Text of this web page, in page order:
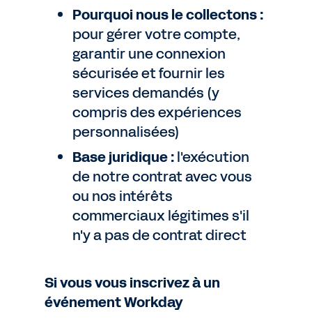
Pourquoi nous le collectons :
pour gérer votre compte,
garantir une connexion
sécurisée et fournir les
services demandés (y
compris des expériences
personnalisées)
Base juridique :l'exécution
de notre contrat avec vous
ou nos intérêts
commerciaux légitimes s'il
n'y a pas de contrat direct
Si vous vous inscrivez à un
événement Workday